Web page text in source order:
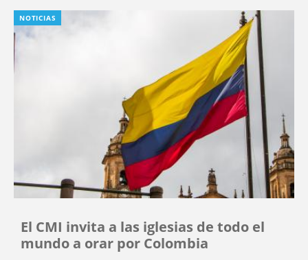
NOTICIAS
El CMI invita a las iglesias de todo el
mundo a orar por Colombia